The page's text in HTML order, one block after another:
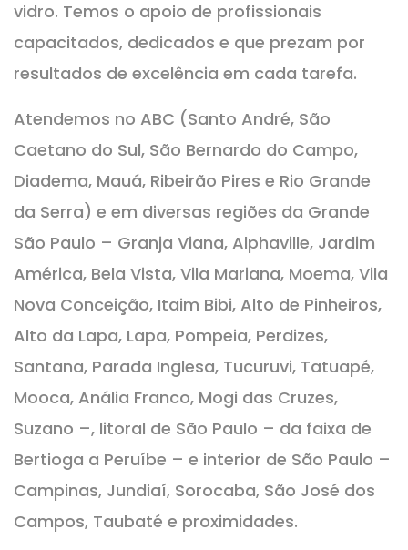
vidro. Temos o apoio de profissionais
capacitados, dedicados e que prezam por
resultados de excelência em cada tarefa.
Atendemos no ABC (Santo André, São
Caetano do Sul, São Bernardo do Campo,
Diadema, Mauá, Ribeirão Pires e Rio Grande
da Serra) e em diversas regiões da Grande
São Paulo – Granja Viana, Alphaville, Jardim
América, Bela Vista, Vila Mariana, Moema, Vila
Nova Conceição, Itaim Bibi, Alto de Pinheiros,
Alto da Lapa, Lapa, Pompeia, Perdizes,
Santana, Parada Inglesa, Tucuruvi, Tatuapé,
Mooca, Anália Franco, Mogi das Cruzes,
Suzano –, litoral de São Paulo – da faixa de
Bertioga a Peruíbe – e interior de São Paulo –
Campinas, Jundiaí, Sorocaba, São José dos
Campos, Taubaté e proximidades.